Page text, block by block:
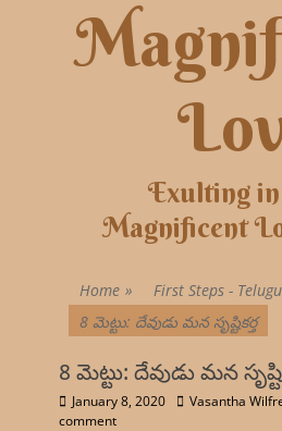
Exulting in
Magnificent
Home » First Steps - Telugu
8 మెట్టు: దేవుడు మన సృష్టికర్త
8 మెట్టు: దేవుడు మన
January 8, 2020 Vasantha
comment